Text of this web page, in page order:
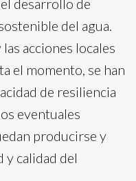
desarrollo de
del agua.
acciones locales
el momento, se han
de resiliencia
eventuales
producirse y
y calidad del